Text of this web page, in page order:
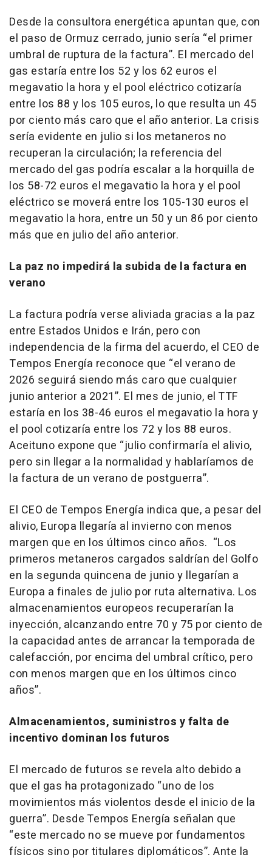
Desde la consultora energética apuntan que, con
el paso de Ormuz cerrado, junio sería “el primer
umbral de ruptura de la factura”. El mercado del
gas estaría entre los 52 y los 62 euros el
megavatio la hora y el pool eléctrico cotizaría
entre los 88 y los 105 euros, lo que resulta un 45
por ciento más caro que el año anterior. La crisis
sería evidente en julio si los metaneros no
recuperan la circulación; la referencia del
mercado del gas podría escalar a la horquilla de
los 58-72 euros el megavatio la hora y el pool
eléctrico se moverá entre los 105-130 euros el
megavatio la hora, entre un 50 y un 86 por ciento
más que en julio del año anterior.
La paz no impedirá la subida de la factura en
verano
La factura podría verse aliviada gracias a la paz
entre Estados Unidos e Irán, pero con
independencia de la firma del acuerdo, el CEO de
Tempos Energía reconoce que “el verano de
2026 seguirá siendo más caro que cualquier
junio anterior a 2021”. El mes de junio, el TTF
estaría en los 38-46 euros el megavatio la hora y
el pool cotizaría entre los 72 y los 88 euros.
Aceituno expone que “julio confirmaría el alivio,
pero sin llegar a la normalidad y hablaríamos de
la factura de un verano de postguerra”.
El CEO de Tempos Energía indica que, a pesar del
alivio, Europa llegaría al invierno con menos
margen que en los últimos cinco años. “Los
primeros metaneros cargados saldrían del Golfo
en la segunda quincena de junio y llegarían a
Europa a finales de julio por ruta alternativa. Los
almacenamientos europeos recuperarían la
inyección, alcanzando entre 70 y 75 por ciento de
la capacidad antes de arrancar la temporada de
calefacción, por encima del umbral crítico, pero
con menos margen que en los últimos cinco
años”.
Almacenamientos, suministros y falta de
incentivo dominan los futuros
El mercado de futuros se revela alto debido a
que el gas ha protagonizado “uno de los
movimientos más violentos desde el inicio de la
guerra”. Desde Tempos Energía señalan que
“este mercado no se mueve por fundamentos
físicos sino por titulares diplomáticos”. Ante la